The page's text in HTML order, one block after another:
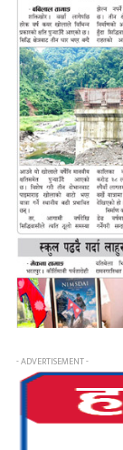
- ADVERTISEMENT -